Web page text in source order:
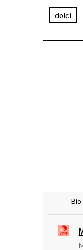
dolci
Bio